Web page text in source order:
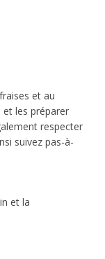
et au
les préparer
respecter
suivez pas-à-
et la